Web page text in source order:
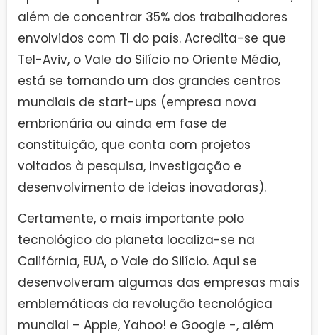
além de concentrar 35% dos trabalhadores
envolvidos com TI do país. Acredita-se que
Tel-Aviv, o Vale do Silício no Oriente Médio,
está se tornando um dos grandes centros
mundiais de start-ups (empresa nova
embrionária ou ainda em fase de
constituição, que conta com projetos
voltados à pesquisa, investigação e
desenvolvimento de ideias inovadoras).
Certamente, o mais importante polo
tecnológico do planeta localiza-se na
Califórnia, EUA, o Vale do Silício. Aqui se
desenvolveram algumas das empresas mais
emblemáticas da revolução tecnológica
mundial – Apple, Yahoo! e Google -, além